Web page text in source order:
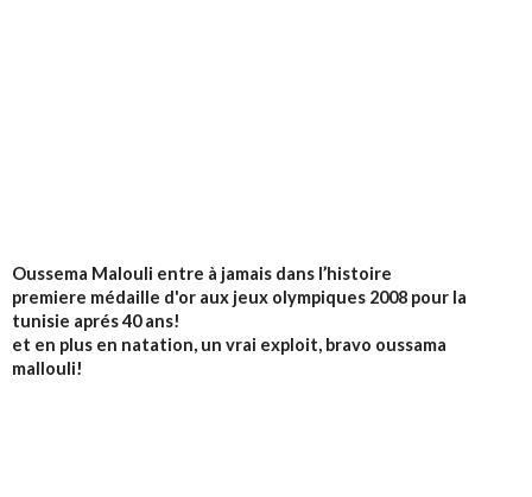
Oussema Malouli entre à jamais dans l’histoire
premiere médaille d'or aux jeux olympiques 2008 pour la
tunisie aprés 40 ans!
et en plus en natation, un vrai exploit, bravo oussama
mallouli!